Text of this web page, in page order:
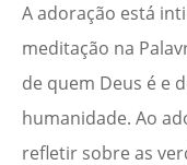
A adoração está
meditação na
de quem Deus é e
humanidade. Ao
refletir sobre as